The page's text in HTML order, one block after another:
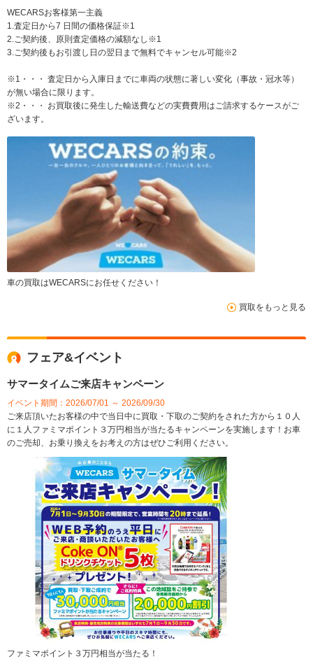
WECARSお客様第一主義
1.査定日から7 日間の価格保証※1
2.ご契約後、原則査定価格の減額なし※1
3.ご契約後もお引渡し日の翌日まで無料でキャンセル可能※2
※1・・・ 査定日から入庫日までに車両の状態に著しい変化（事故・冠水等）
が無い場合に限ります。
※2・・・ お買取後に発生した輸送費などの実費費用はご請求するケースがご
ざいます。
車の買取はWECARSにお任せください！
買取をもっと見る
フェア&イベント
サマータイムご来店キャンペーン
イベント期間：2026/07/01 ～ 2026/09/30
ご来店頂いたお客様の中で当日中に買取・下取のご契約をされた方から１０人
に１人ファミマポイント３万円相当が当たるキャンペーンを実施します！お車
のご売却、お乗り換えをお考えの方はぜひご利用ください。
ファミマポイント３万円相当が当たる！